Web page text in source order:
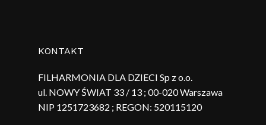
KONTAKT
FILHARMONIA DLA DZIECI Sp z o.o.
ul. NOWY ŚWIAT 33 / 13 ; 00-020 Warszawa
NIP 1251723682 ; REGON: 520115120